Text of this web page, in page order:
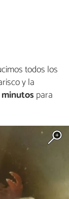
todos los
y la
para